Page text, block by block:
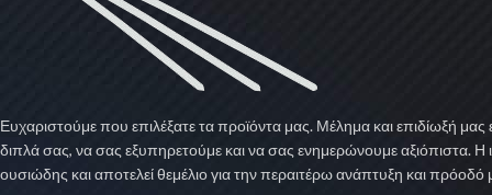
Ευχαριστούμε που επιλέξατε τα προϊόντα μας. Μέλημα και επιδίωξή μας
διπλά σας, να σας εξυπηρετούμε και να σας ενημερώνουμε αξιόπιστα. Η
ουσιώδης και αποτελεί θεμέλιο για την περαιτέρω ανάπτυξη και πρόοδό